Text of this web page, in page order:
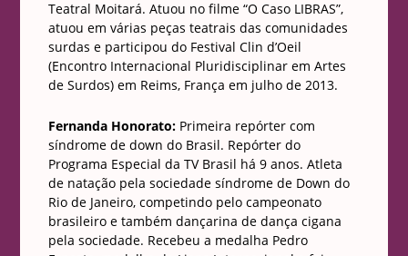
Teatral Moitará. Atuou no filme “O Caso LIBRAS”,
atuou em várias peças teatrais das comunidades
surdas e participou do Festival Clin d’Oeil
(Encontro Internacional Pluridisciplinar em Artes
de Surdos) em Reims, França em julho de 2013.
Fernanda Honorato: Primeira repórter com
síndrome de down do Brasil. Repórter do
Programa Especial da TV Brasil há 9 anos. Atleta
de natação pela sociedade síndrome de Down do
Rio de Janeiro, competindo pelo campeonato
brasileiro e também dançarina de dança cigana
pela sociedade. Recebeu a medalha Pedro